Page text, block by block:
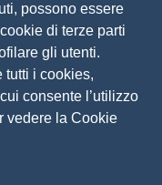
possono essere
di terze parti
gli utenti.
tutti i cookies,
consente l’utilizzo
vedere la Cookie